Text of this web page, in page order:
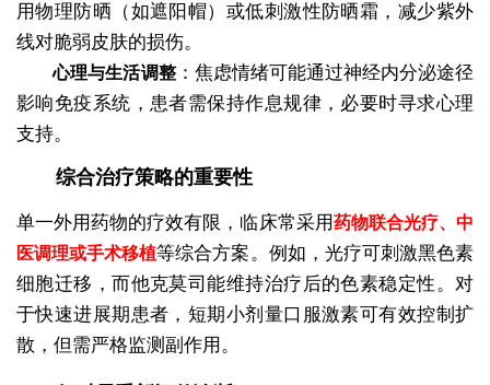
用物理防晒（如遮阳帽）或低刺激性防晒霜，减少紫外
线对脆弱皮肤的损伤。
心理与生活调整：焦虑情绪可能通过神经内分泌途径
影响免疫系统，患者需保持作息规律，必要时寻求心理
支持。
综合治疗策略的重要性
单一外用药物的疗效有限，临床常采用药物联合光疗、中
医调理或手术移植等综合方案。例如，光疗可刺激黑色素
细胞迁移，而他克莫司能维持治疗后的色素稳定性。对
于快速进展期患者，短期小剂量口服激素可有效控制扩
散，但需严格监测副作用。